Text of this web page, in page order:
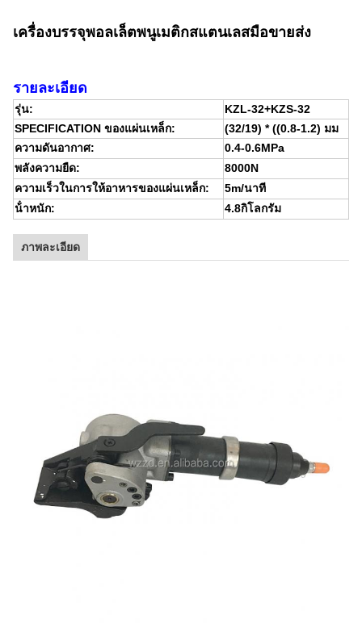
เครื่องบรรจุพอลเล็ตพนูเมติกสแตนเลสมือขายส่ง
รายละเอียด
รุ่น:
KZL-32+KZS-32
SPECIFICATION ของแผ่นเหล็ก:
(32/19) * ((0.8-1.2) มม
ความดันอากาศ:
0.4-0.6MPa
พลังความยืด:
8000N
ความเร็วในการให้อาหารของแผ่นเหล็ก:
5m/นาที
น้ําหนัก:
4.8กิโลกรัม
ภาพละเอียด